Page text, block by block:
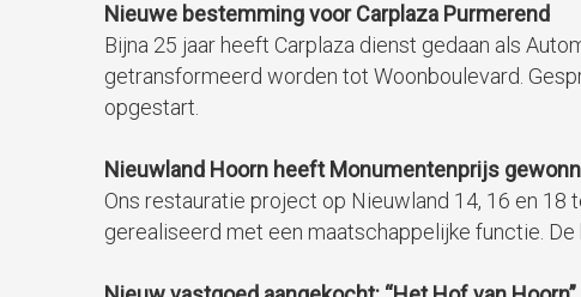
Nieuwe bestemming voor Carplaza Purmerend
Bijna 25 jaar heeft Carplaza dienst gedaan als
getransformeerd worden tot Woonboulevard.
opgestart.
Nieuwland Hoorn heeft Monumentenprijs
Ons restauratie project op Nieuwland 14, 16 en
gerealiseerd met een maatschappelijke functie.